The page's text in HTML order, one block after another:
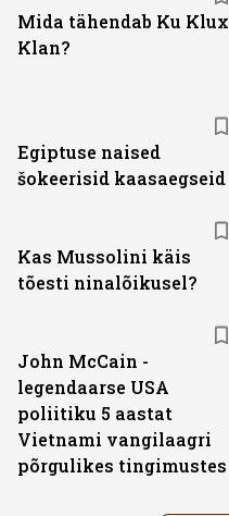
Mida tähendab Ku Klux
Klan?
Egiptuse naised
šokeerisid kaasaegseid
Kas Mussolini käis
tõesti ninalõikusel?
John McCain -
legendaarse USA
poliitiku 5 aastat
Vietnami vangilaagri
põrgulikes tingimustes